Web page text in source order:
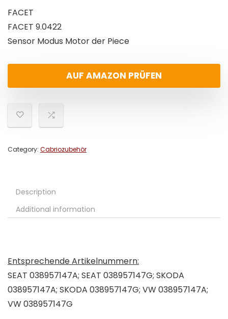
FACET
FACET 9.0422
Sensor Modus Motor der Piece
AUF AMAZON PRÜFEN
Category: Cabriozubehör
Description
Additional information
Entsprechende Artikelnummern:
SEAT 038957147A; SEAT 038957147G; SKODA
038957147A; SKODA 038957147G; VW 038957147A;
VW 038957147G